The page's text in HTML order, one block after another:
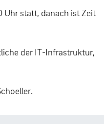
Uhr statt, danach ist Zeit
der IT-Infrastruktur,